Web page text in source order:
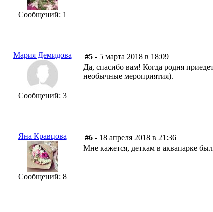
Сообщений: 1
Мария Демидова
Сообщений: 3
#5 - 5 марта 2018 в 18:09
Да, спасибо вам! Когда родня
необычные мероприятия).
Яна Кравцова
Сообщений: 8
#6 - 18 апреля 2018 в 21:36
Мне кажется, деткам в аквапарке